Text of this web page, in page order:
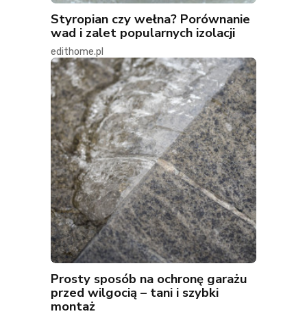
Styropian czy wełna? Porównanie
wad i zalet popularnych izolacji
edithome.pl
Prosty sposób na ochronę garażu
przed wilgocią – tani i szybki
montaż